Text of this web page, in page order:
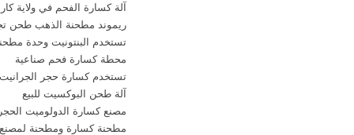
آلة كسارة الفحم في ولاية
ريموند مطحنة الذهب طحن
تستخدم البنتونيت وحدة
محطة كسارة فحم صناعية
تستخدم كسارة حجر
آلة طحن البوكسيت للبيع
مصنع كسارة الدولوميت الحجر
مطحنة كسارة ومطحنة لمصنع